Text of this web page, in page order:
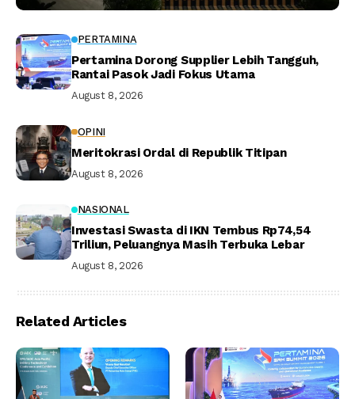
PERTAMINA
Pertamina Dorong Supplier Lebih Tangguh,
Rantai Pasok Jadi Fokus Utama
August 8, 2026
OPINI
Meritokrasi Ordal di Republik Titipan
August 8, 2026
NASIONAL
Investasi Swasta di IKN Tembus Rp74,54
Triliun, Peluangnya Masih Terbuka Lebar
August 8, 2026
Related Articles